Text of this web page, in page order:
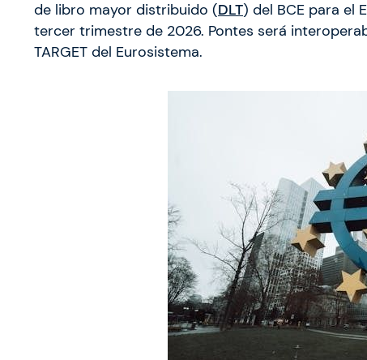
de libro mayor distribuido (DLT) del BCE para el
tercer trimestre de 2026. Pontes será
TARGET del Eurosistema.